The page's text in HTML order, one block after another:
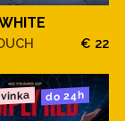
€ 22
do 24h